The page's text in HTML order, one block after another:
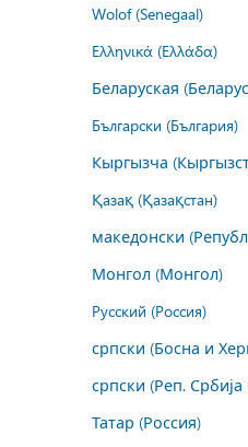
Wolof (Senegaal)
Ελληνικά (Ελλάδα)
Беларуская
Български (България)
Кыргызча
Қазақ (Қазақстан)
македонски
Монгол (Монгол)
Русский (Россия)
српски (Босна и
српски (Реп.
Татар (Россия)